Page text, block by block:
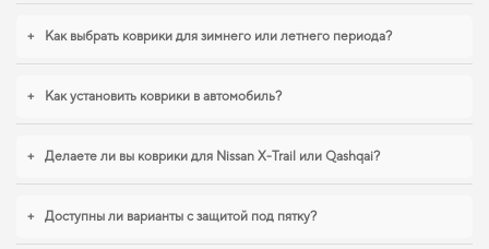
между эстетикой и функциональностью,
коврики на хендай ix35
коврики для xpeng p7 обеспечивают надежную эксплуатацию. Будем рады
только проверенные решения высокого качества.
+ Как выбрать коврики для зимнего или летнего периода?
+ Как установить коврики в автомобиль?
+ Делаете ли вы коврики для Nissan X-Trail или Qashqai?
+ Доступны ли варианты с защитой под пятку?